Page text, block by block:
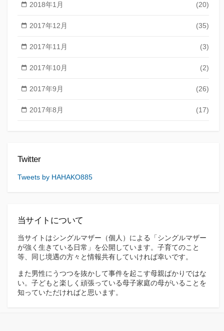
2018年1月 (20)
2017年12月 (35)
2017年11月 (3)
2017年10月 (2)
2017年9月 (26)
2017年8月 (17)
Twitter
Tweets by HAHAKO885
当サイトについて
当サイトはシングルマザー（個人）による「シングルマザー
が強く生きている日常」を公開しています。子育てのこと
等、同じ境遇の方々と情報共有していければ幸いです。
また男性にうつつを抜かして事件を起こす母親ばかりではな
い。子どもと楽しく頑張っている母子家庭の母がいることを
知っていただければと思います。